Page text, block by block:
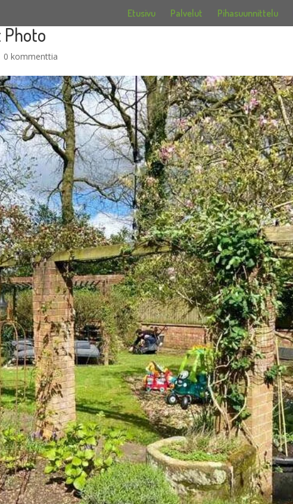
Etusivu Palvelut Pihasuunnittelu
0 kommenttia